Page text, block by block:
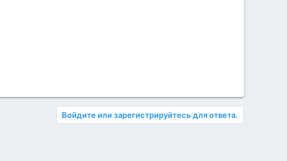
Войдите или зарегистрируйтесь для ответа.